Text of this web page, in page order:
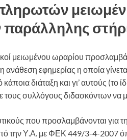
παράλληλης
μειωμένου ωραρίου
εφημερίας η οποία
διάταξη και γι’ αυτούς (το
τους συλλόγους διδασκόντων να
που προσλαμβάνονται για
την Υ.Α. με ΦΕΚ 449/3-4-2007